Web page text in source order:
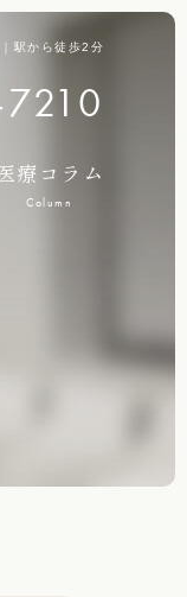
駅から徒歩2分
医療コラム
Column